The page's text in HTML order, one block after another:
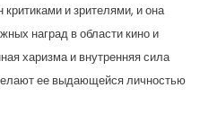
и зрителями, и она
наград в области кино и
харизма и внутренняя сила
ее выдающейся личностью